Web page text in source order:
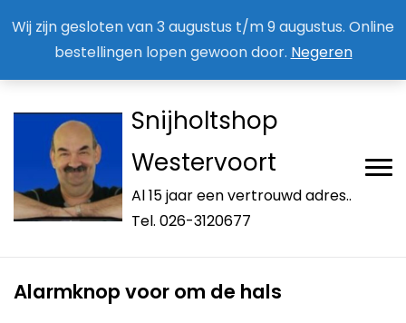
Wij zijn gesloten van 3 augustus t/m 9 augustus. Online
bestellingen lopen gewoon door. Negeren
Snijholtshop
Westervoort
Al 15 jaar een vertrouwd adres..
Tel. 026-3120677
Alarmknop voor om de hals